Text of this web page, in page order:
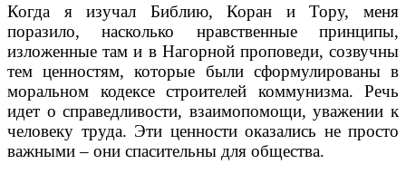
Когда я изучал Библию, Коран и Тору, меня
поразило, насколько нравственные принципы,
изложенные там и в Нагорной проповеди, созвучны
тем ценностям, которые были сформулированы в
моральном кодексе строителей коммунизма. Речь
идет о справедливости, взаимопомощи, уважении к
человеку труда. Эти ценности оказались не просто
важными – они спасительны для общества.